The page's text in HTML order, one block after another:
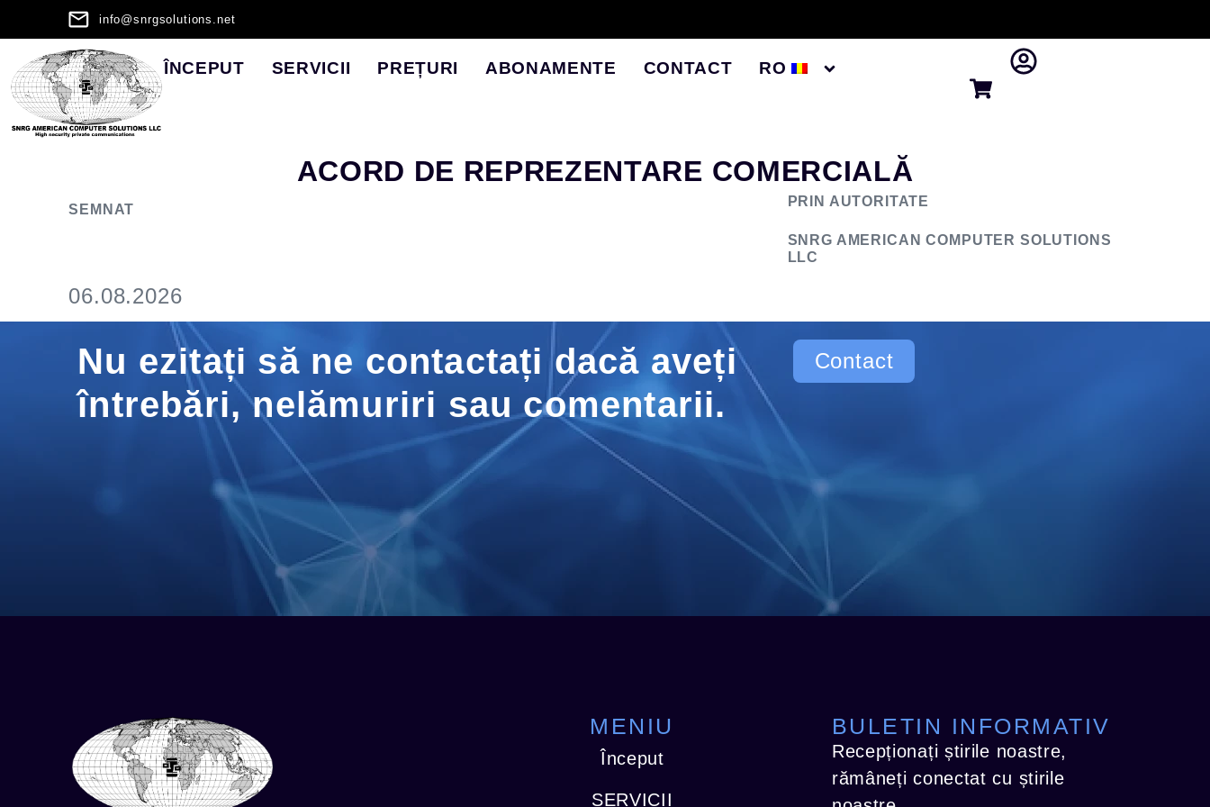
info@snrgsolutions.net
ÎNCEPUT SERVICII PREȚURI ABONAMENTE CONTACT RO
ACORD DE REPREZENTARE COMERCIALĂ
SEMNAT
PRIN AUTORITATE
SNRG AMERICAN COMPUTER SOLUTIONS
LLC
06.08.2026
Nu ezitați să ne contactați dacă aveți
întrebări, nelămuriri sau comentarii.
Contact
MENIU
Început
SERVICII
BULETIN INFORMATIV
Recepționați știrile noastre,
rămâneți conectat cu știrile